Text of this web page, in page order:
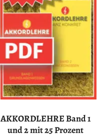
AKKORDLEHRE Band 1
und 2 mit 25 Prozent